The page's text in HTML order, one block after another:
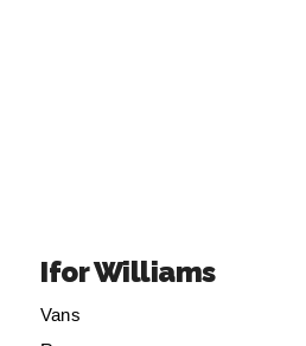
Ifor Williams
Vans